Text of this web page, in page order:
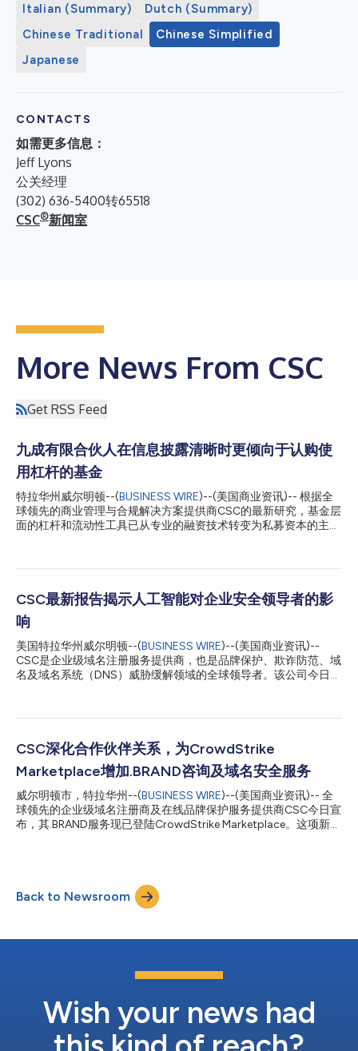
Italian (Summary)
Dutch (Summary)
Chinese Traditional
Chinese Simplified
Japanese
CONTACTS
如需更多信息：
Jeff Lyons
公关经理
(302) 636-5400转65518
CSC®新闻室
More News From CSC
Get RSS Feed
九成有限合伙人在信息披露清晰时更倾向于认购使
用杠杆的基金
特拉华州威尔明顿--(BUSINESS WIRE)--(美国商业资讯)-- 根据全
球领先的商业管理与合规解决方案提供商CSC的最新研究，基金层
面的杠杆和流动性工具已从专业的融资技术转变为私募资本的主流
(GP)也面临着越来越大的压力，需要证明其背后的运营模式是受
地区的300位GP和200位LP进行了调查。这份题为《2026年未来
私募资本首席财务官(CFO)：CFO如何成为运营信任的架构师》
(Future Private Capital CFO 2026: How CFOs are becoming the
architects of operational trust)的报告探讨了基金融资、流动性
管理、报告、外包、网络安全和AI治理如何重塑私募资本CFO的角
色。 研究发现，市场已经超越了“是否应该使用基金层面杠杆”的简
单争论。相反，LP的关注点正转向杠杆的治理方式、信息披露方式
CSC最新报告揭示人工智能对企业安全领导者的影
响
美国特拉华州威尔明顿--(BUSINESS WIRE)--(美国商业资讯)--
CSC是企业级域名注册服务提供商，也是品牌保护、欺诈防范、域
名及域名系统（DNS）威胁缓解领域的全球领导者。该公司今日发
生态系统。根据CSC发布的《2026年首席信息安全官（CISO）展
领域带来了更多机遇。然而，这些安全负责人在防范各类网络攻击
方面仍面临挑战，其中包括由人工智能驱动的域名生成算法
（DGA）攻击。86%的受访者将此类威胁列为重点关注对象。 为
全面了解首席信息安全官（CISO）对当前网络安全格局的看法，
CSC于2026年第一季度对300名高级管理人员进行了调研，受访
者包括首席信息安全官（CISO）、首席技术官（CTO）、首席信
息官（CIO）以及网络安全负责人。 《2026年首席信息安全官
CSC深化合作伙伴关系，为CrowdStrike
Marketplace增加.BRAND咨询及域名安全服务
威尔明顿市，特拉华州--(BUSINESS WIRE)--(美国商业资讯)-- 全
球领先的企业级域名注册商及在线品牌保护服务提供商CSC今日宣
布，其.BRAND服务现已登陆CrowdStrike Marketplace。这项新服
日期为2026年8月12日。 随着人工智能（AI）推动数字资产和域名
系统（DNS）基础设施活动日益活跃，域名组合管理已成为企业网
络安全的重要组成部分。随着CSC的.BRAND服务在CrowdStrike
的依赖。通过建立符合零信任原则的集中式认证DNS信任锚点，使
产，从而有效防范仿冒域名注册。 CSC数字品牌服务部首席技术
官Ihab Shraim表示，“借助.BRAND顶级域名，企业能够更好地掌
Back to Newsroom
Wish your news had